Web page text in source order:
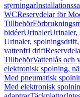
styrningar
WCReservdelar för
Tillbehör
bidéerUrinalerUrinaler,
Urinaler, spolningsdrift,
vattenfri drift
TillbehörVattenlås och
elektronisk spolning,
Med pneumatisk
Med elektronisk